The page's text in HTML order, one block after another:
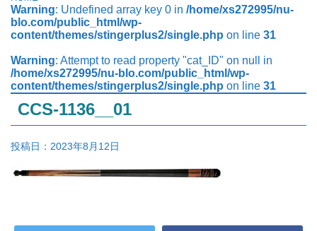
Warning: Undefined array key 0 in /home/xs272995/nu-
blo.com/public_html/wp-
content/themes/stingerplus2/single.php on line 31
Warning: Attempt to read property "cat_ID" on null in
/home/xs272995/nu-blo.com/public_html/wp-
content/themes/stingerplus2/single.php on line 31
CCS-1136__01
投稿日： 2023年8月12日